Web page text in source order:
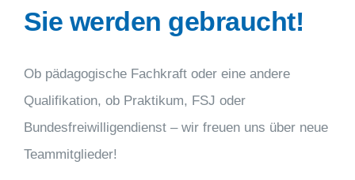
Sie werden gebraucht!
Ob pädagogische Fachkraft oder eine andere
Qualifikation, ob Praktikum, FSJ oder
Bundesfreiwilligendienst – wir freuen uns über neue
Teammitglieder!